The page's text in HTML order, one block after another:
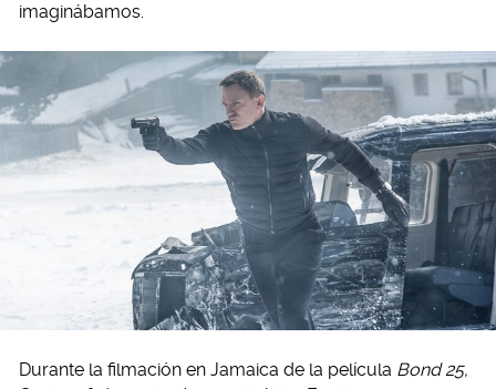
imaginábamos.
Durante la filmación en Jamaica de la película Bond 25,